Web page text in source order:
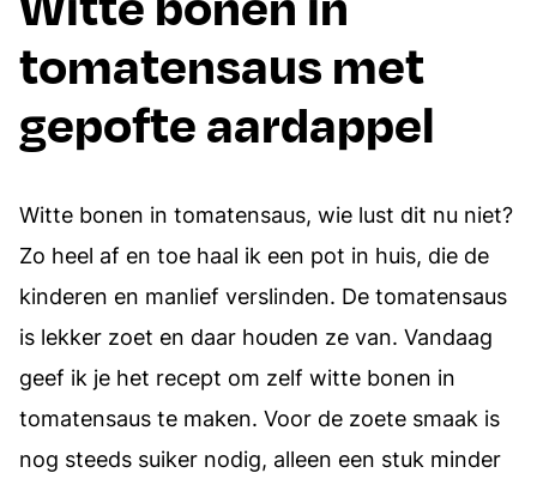
tomatensaus met
gepofte aardappel
Witte bonen in tomatensaus, wie lust dit nu niet?
Zo heel af en toe haal ik een pot in huis, die de
kinderen en manlief verslinden. De tomatensaus
is lekker zoet en daar houden ze van. Vandaag
geef ik je het recept om zelf witte bonen in
tomatensaus te maken. Voor de zoete smaak is
nog steeds suiker nodig, alleen een stuk minder